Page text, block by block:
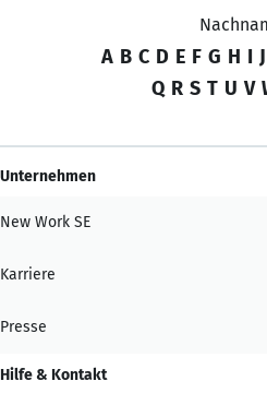
A B C D E F G H I J
Q R S T U V
Unternehmen
New Work SE
Karriere
Presse
Hilfe & Kontakt